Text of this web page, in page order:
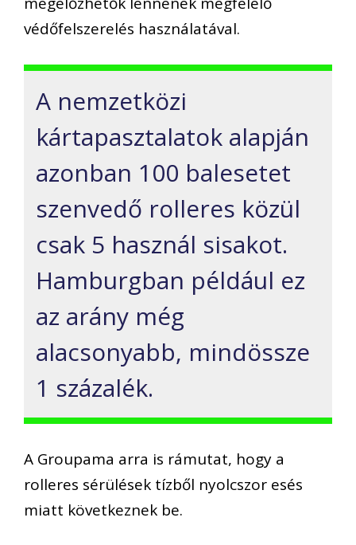
védőfelszerelés használatával.
A nemzetközi
kártapasztalatok alapján
azonban 100 balesetet
szenvedő rolleres közül
csak 5 használ sisakot.
Hamburgban például ez
az arány még
alacsonyabb, mindössze
1 százalék.
A Groupama arra is rámutat, hogy a
rolleres sérülések tízből nyolcszor esés
miatt következnek be.